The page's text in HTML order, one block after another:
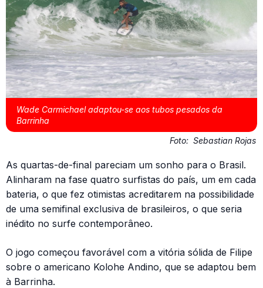
Wade Carmichael adaptou-se aos tubos pesados da
Barrinha
Foto: Sebastian Rojas
As quartas-de-final pareciam um sonho para o Brasil.
Alinharam na fase quatro surfistas do país, um em cada
bateria, o que fez otimistas acreditarem na possibilidade
de uma semifinal exclusiva de brasileiros, o que seria
inédito no surfe contemporâneo.
O jogo começou favorável com a vitória sólida de Filipe
sobre o americano Kolohe Andino, que se adaptou bem
à Barrinha.